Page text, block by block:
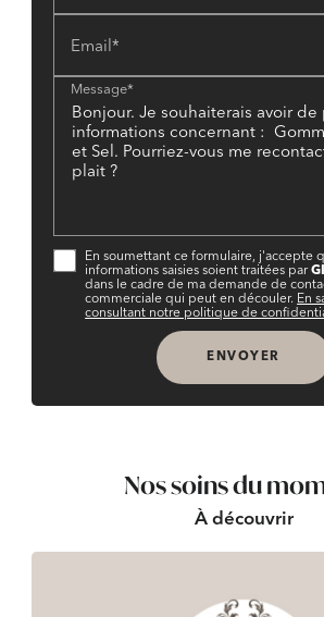
Email*
Message*
En soumettant ce formulaire, j'accepte
informations saisies soient traitées par
dans le cadre de ma demande de
commerciale qui peut en découler.En
consultant notre politique de
Nos soins du
À découvrir